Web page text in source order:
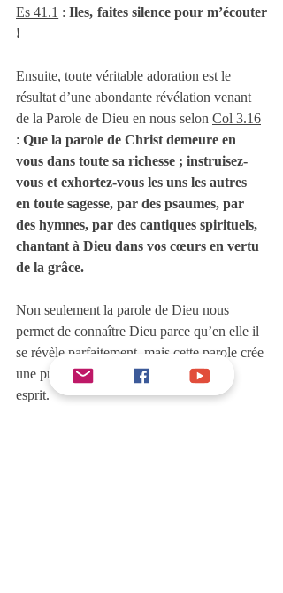
Es 41.1 : Iles, faites silence pour m’écouter
!
Ensuite, toute véritable adoration est le
résultat d’une abondante révélation venant
de la Parole de Dieu en nous selon Col 3.16
: Que la parole de Christ demeure en
vous dans toute sa richesse ; instruisez-
vous et exhortez-vous les uns les autres
en toute sagesse, par des psaumes, par
des hymnes, par des cantiques spirituels,
chantant à Dieu dans vos cœurs en vertu
de la grâce.
Non seulement la parole de Dieu nous
permet de connaître Dieu parce qu’en elle il
se révèle parfaitement, mais cette parole crée
une profonde soif spirituelle dans notre
esprit.